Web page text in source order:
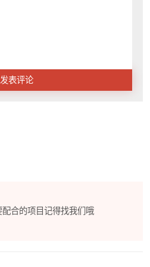
发表评论
合的项目记得找我们哦